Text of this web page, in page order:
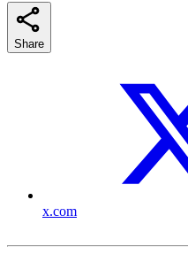
Share
x.com